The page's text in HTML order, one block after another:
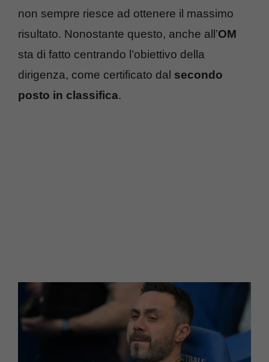
non sempre riesce ad ottenere il massimo
risultato. Nonostante questo, anche all’OM
sta di fatto centrando l’obiettivo della
dirigenza, come certificato dal secondo
posto in classifica.